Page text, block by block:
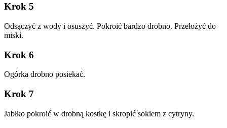
Krok 5
Odsączyć z wody i osuszyć. Pokroić bardzo drobno. Przełożyć do
miski.
Krok 6
Ogórka drobno posiekać.
Krok 7
Jabłko pokroić w drobną kostkę i skropić sokiem z cytryny.